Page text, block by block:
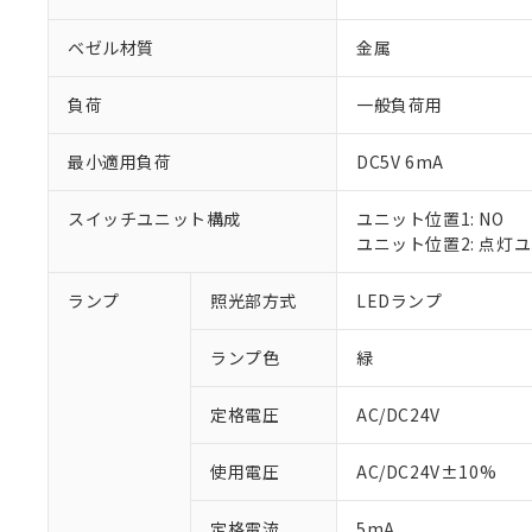
ベゼル材質 金属
負荷 一般負荷用
最小適用負荷 DC5V 6mA
スイッチユニット構成
ユニット位置1: NO
ユニット位置2: 点灯
ランプ 照光部方式 LEDランプ
ランプ色 緑
定格電圧 AC/DC24V
使用電圧 AC/DC24V±10%
ご利用条件
以下の条件をお読
※1 対応状況
対応予定：EU
対応予定なし：
調査・確認中：
非該当品：ライセ
※1 中国